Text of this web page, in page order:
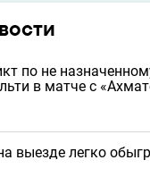
по не
в матче с
выезде легко